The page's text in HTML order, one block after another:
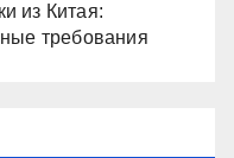
из Китая:
требования